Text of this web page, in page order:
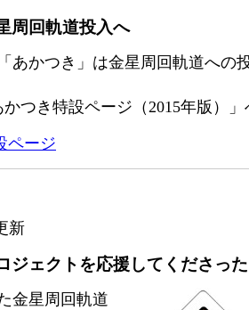
周回軌道投入へ
あかつき」は金星周回軌道への
つき特設ページ（2015年版）」
ページ
新
ジェクトを応援してくださっ
金星周回軌道